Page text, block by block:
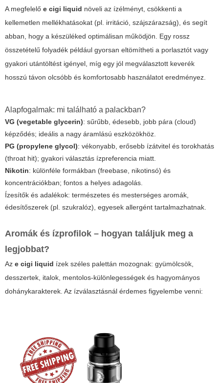
A megfelelő e cigi liquid növeli az ízélményt, csökkenti a
kellemetlen mellékhatásokat (pl. irritáció, szájszárazság), és segít
abban, hogy a készüléked optimálisan működjön. Egy rossz
összetételű folyadék például gyorsan eltömítheti a porlasztót vagy
gyakori utántöltést igényel, míg egy jól megválasztott keverék
hosszú távon olcsóbb és komfortosabb használatot eredményez.
Alapfogalmak: mi található a palackban?
VG (vegetable glycerin): sűrűbb, édesebb, jobb pára (cloud)
képződés; ideális a nagy áramlású eszközökhöz.
PG (propylene glycol): vékonyabb, erősebb ízátvitel és torokhatás
(throat hit); gyakori választás ízpreferencia miatt.
Nikotin: különféle formákban (freebase, nikotinsó) és
koncentrációkban; fontos a helyes adagolás.
Ízesítők és adalékok: természetes és mesterséges aromák,
édesítőszerek (pl. szukralóz), egyesek allergént tartalmazhatnak.
Aromák és ízprofilok – hogyan találjuk meg a
legjobbat?
Az e cigi liquid ízek széles palettán mozognak: gyümölcsök,
desszertek, italok, mentolos-különlegességek és hagyományos
dohánykarakterek. Az ízválasztásnál érdemes figyelembe venni: